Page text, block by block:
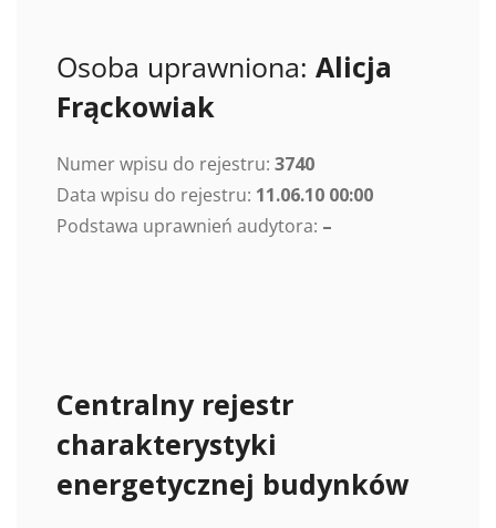
Osoba uprawniona: Alicja
Frąckowiak
Numer wpisu do rejestru: 3740
Data wpisu do rejestru: 11.06.10 00:00
Podstawa uprawnień audytora: –
Centralny rejestr
charakterystyki
energetycznej budynków